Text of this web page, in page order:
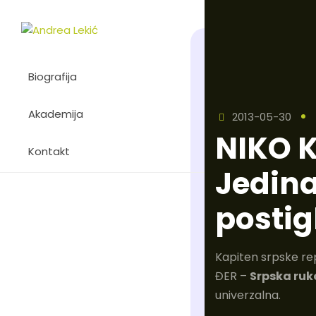
Biografija
Akademija
Kontakt
2013-05-30
NIKO
Kapiten srpske
ĐER – Srpska
univerzalna.